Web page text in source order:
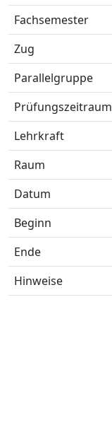
Fachsemester
Zug
Parallelgruppe
Prüfungszeitraum
Lehrkraft
Raum
Datum
Beginn
Ende
Hinweise